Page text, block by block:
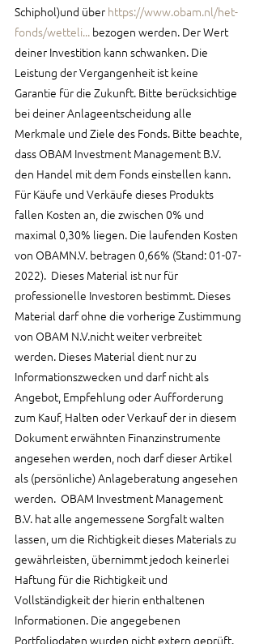
Schiphol)und über https://www.obam.nl/het-
fonds/wetteli... bezogen werden. Der Wert
deiner Investition kann schwanken. Die
Leistung der Vergangenheit ist keine
Garantie für die Zukunft. Bitte berücksichtige
bei deiner Anlageentscheidung alle
Merkmale und Ziele des Fonds. Bitte beachte,
dass OBAM Investment Management B.V.
den Handel mit dem Fonds einstellen kann.
Für Käufe und Verkäufe dieses Produkts
fallen Kosten an, die zwischen 0% und
maximal 0,30% liegen. Die laufenden Kosten
von OBAMN.V. betragen 0,66% (Stand: 01-07-
2022).  Dieses Material ist nur für
professionelle Investoren bestimmt. Dieses
Material darf ohne die vorherige Zustimmung
von OBAM N.V.nicht weiter verbreitet
werden. Dieses Material dient nur zu
Informationszwecken und darf nicht als
Angebot, Empfehlung oder Aufforderung
zum Kauf, Halten oder Verkauf der in diesem
Dokument erwähnten Finanzinstrumente
angesehen werden, noch darf dieser Artikel
als (persönliche) Anlageberatung angesehen
werden.  OBAM Investment Management
B.V. hat alle angemessene Sorgfalt walten
lassen, um die Richtigkeit dieses Materials zu
gewährleisten, übernimmt jedoch keinerlei
Haftung für die Richtigkeit und
Vollständigkeit der hierin enthaltenen
Informationen. Die angegebenen
Portfoliodaten wurden nicht extern geprüft.